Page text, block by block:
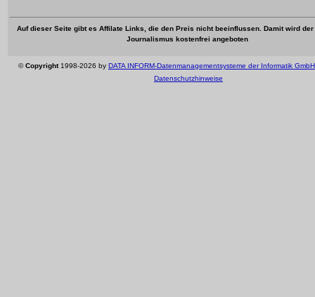
Auf dieser Seite gibt es Affilate Links, die den Preis nicht beeinflussen. Damit wird
Journalismus kostenfrei angeboten
©Copyright1998-2026 by DATA INFORM-Datenmanagementsysteme der Informatik GmbH
Datenschutzhinweise